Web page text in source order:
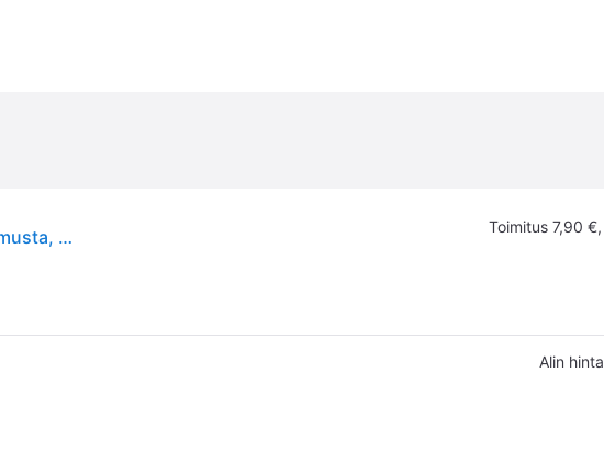
Ulkonvalaisin Parma, metalli, pidike alhaalla, E27, IP43 - musta, ruostumaton teräs, läpinäkyvä Toimitus 7,90 €,
Alin hinta